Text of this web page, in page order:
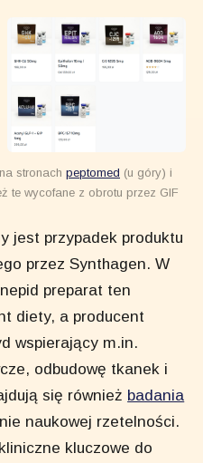
stronach peptomed
te wycofane z obrotu przez GIF
jest przypadek produktu
przez Synthagen. W
preparat ten
diety, a producent
wspierający m.in.
odbudowę tkanek i
się również badania
naukowej rzetelności.
kluczowe do